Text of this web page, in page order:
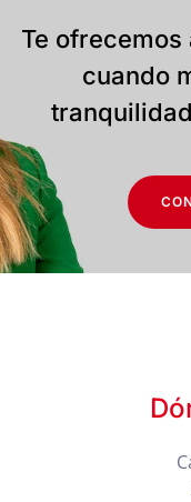
Te
cuando